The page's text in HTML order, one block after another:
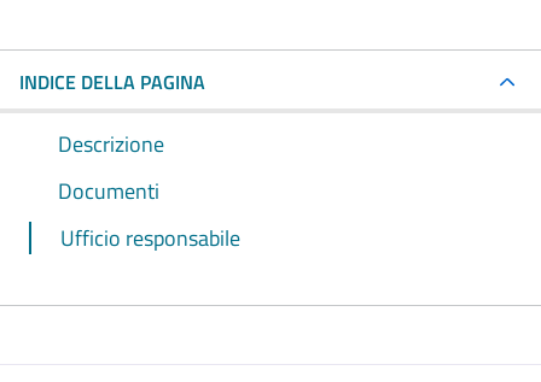
INDICE DELLA PAGINA
Descrizione
Documenti
Ufficio responsabile